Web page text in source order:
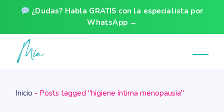
¿Dudas? Habla GRATIS con la especialista por
WhatsApp →
Skip
content
Inicio Posts tagged "higiene íntima menopausia"